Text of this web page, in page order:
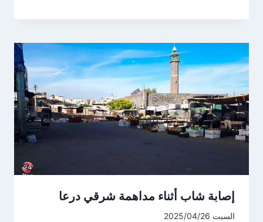
إصابة شاب أثناء مداهمة شرقي درعا
السبت 2025/04/26